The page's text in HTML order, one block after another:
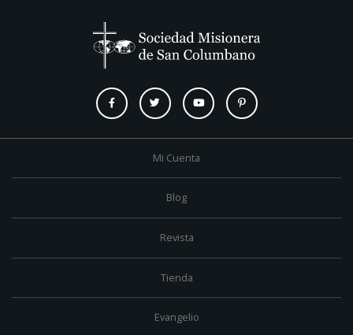
Mi Cuenta
Blog
Revista
Tienda
Evangelio